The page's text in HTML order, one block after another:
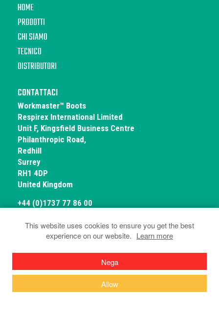
This website uses cookies to ensure you get the best
experience on our website. Learn more
Nega
Allow
HOME
PRODOTTI
CHI SIAMO
TECNICO
DISTRIBUTORI
CONTATTACI
Workmaster™ Boots
Respirex International Limited
Unit F, Kingsfield Business Centre
Philanthropic Road,
Redhill
Surrey
RH1 4DP
United Kingdom
+44 (0)1737 77 86 00
Termini e condizioni
Dichiarazioni di conformità